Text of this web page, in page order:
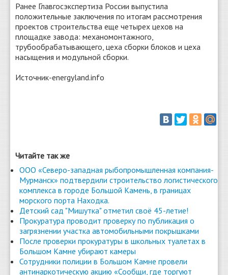
Ранее Главгосэкспертиза России выпустила
положительные заключения по итогам рассмотрения
проектов строительства еще четырех цехов на
площадке завода: механомонтажного,
трубообрабатывающего, цеха сборки блоков и цеха
насыщения и модульной сборки.
Источник-energyland.info
Читайте так же
ООО «Северо-западная рыбопромышленная компания-
Мурманск» подтвердили строительство логистического
комплекса в городе Большой Камень, в границах
морского порта Находка.
Детский сад "Мишутка" отметил своё 45-летие!
Прокуратура проводит проверку по публикация о
загрязнении участка автомобильными покрышками
После проверки прокуратуры в школьных туалетах в
Большом Камне убирают камеры
Сотрудники полиции в Большом Камне провели
антинаркотическую акцию «Сообщи, где торгуют